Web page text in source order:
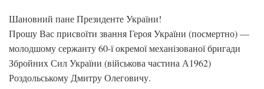
Шановний пане Президенте України!
Прошу Вас присвоїти звання Героя України (посмертно) —
молодшому сержанту 60-ї окремої механізованої бригади
Збройних Сил України (військова частина А1962)
Роздольському Дмитру Олеговичу.